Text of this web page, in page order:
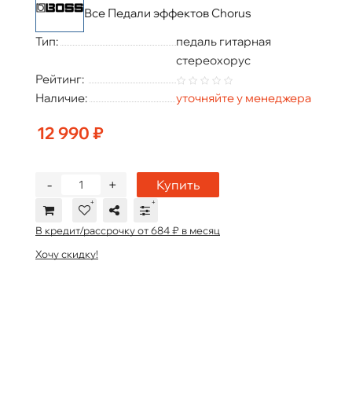
Все Педали эффектов Chorus
Тип:
педаль гитарная
стереохорус
Рейтинг:
Наличие:
уточняйте у менеджера
12 990 ₽
+
- Купить
В кредит/рассрочку от 684 ₽ в месяц
Хочу скидку!